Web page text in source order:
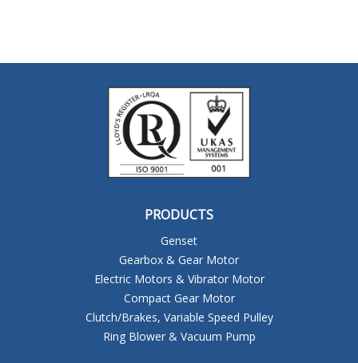
PRODUCTS
Genset
Gearbox & Gear Motor
Electric Motors & Vibrator Motor
Compact Gear Motor
Clutch/Brakes, Variable Speed Pulley
Ring Blower & Vacuum Pump